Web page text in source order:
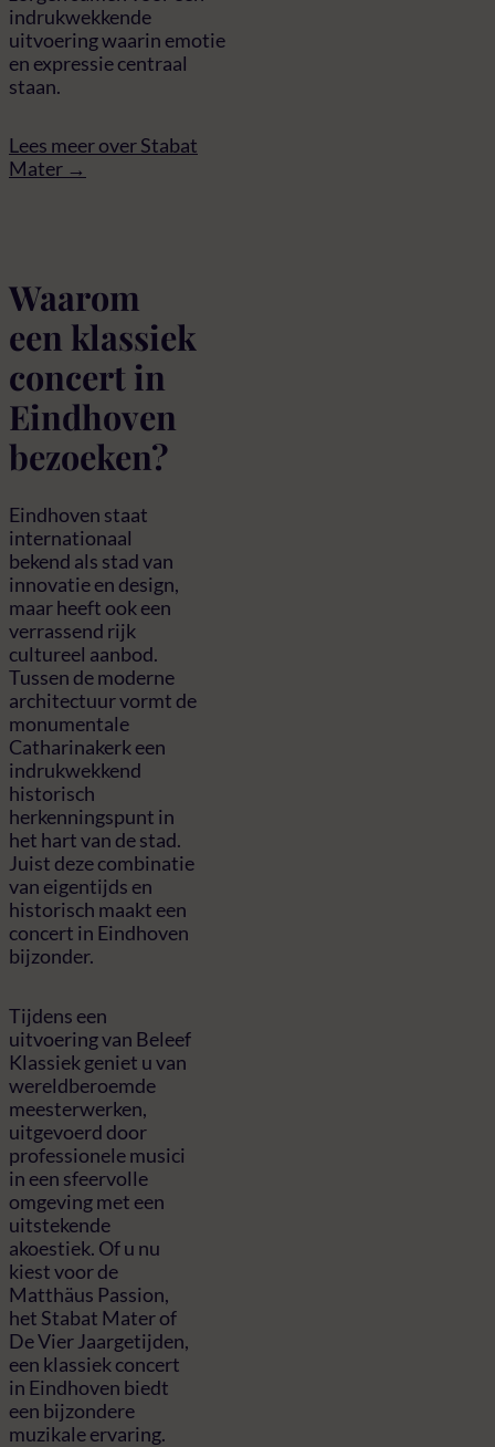
indrukwekkende
uitvoering waarin emotie
en expressie centraal
staan.
Lees meer over Stabat
Mater →
Waarom
een klassiek
concert in
Eindhoven
bezoeken?
Eindhoven staat
internationaal
bekend als stad van
innovatie en design,
maar heeft ook een
verrassend rijk
cultureel aanbod.
Tussen de moderne
architectuur vormt de
monumentale
Catharinakerk een
indrukwekkend
historisch
herkenningspunt in
het hart van de stad.
Juist deze combinatie
van eigentijds en
historisch maakt een
concert in Eindhoven
bijzonder.
Tijdens een
uitvoering van Beleef
Klassiek geniet u van
wereldberoemde
meesterwerken,
uitgevoerd door
professionele musici
in een sfeervolle
omgeving met een
uitstekende
akoestiek. Of u nu
kiest voor de
Matthäus Passion,
het Stabat Mater of
De Vier Jaargetijden,
een klassiek concert
in Eindhoven biedt
een bijzondere
muzikale ervaring.